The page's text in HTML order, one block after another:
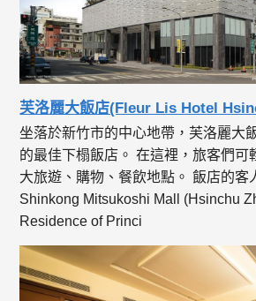
芙洛麗大飯店(Fleur Lis Hotel
坐落於新竹市的中心地帶，芙洛麗大
的最佳下榻飯店。 在這裡，旅客們可
大旅遊、購物、餐飲地點。 飯店的客
Shinkong Mitsukoshi Mall (Hsinchu
Residence of Princi